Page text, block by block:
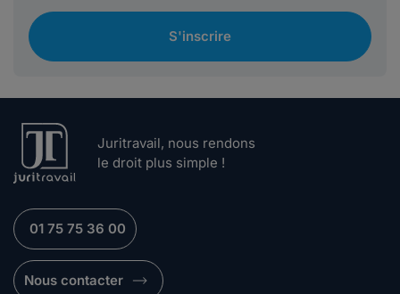
S'inscrire
Juritravail, nous rendons
le droit plus simple !
01 75 75 36 00
Nous contacter